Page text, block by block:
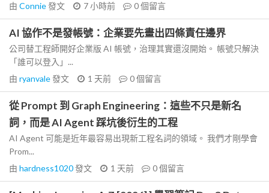
由 Connie發文 7 小時前 0個留言
AI 協作不是發帳號：企業要先畫出四條責任邊界
公司替工程師開好企業版 AI 帳號，治理其實還沒開始。 帳號只解決
「誰可以登入」...
由 ryanvale發文 1 天前 0個留言
從 Prompt 到 Graph Engineering：這些不只是新名
詞，而是 AI Agent 踩坑後衍生的工程
AI Agent 可能是近年最容易出現新工程名詞的領域。 我們才剛學會
Prom...
由 hardness1020發文 1 天前 0個留言